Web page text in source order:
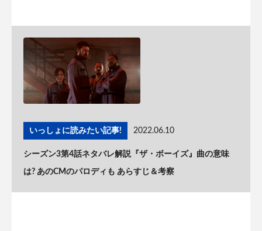
いっしょに読みたい記事! 2022.06.10
シーズン3第4話ネタバレ解説『ザ・ボーイズ』曲の意味
は? あのCMのパロディも あらすじ＆考察